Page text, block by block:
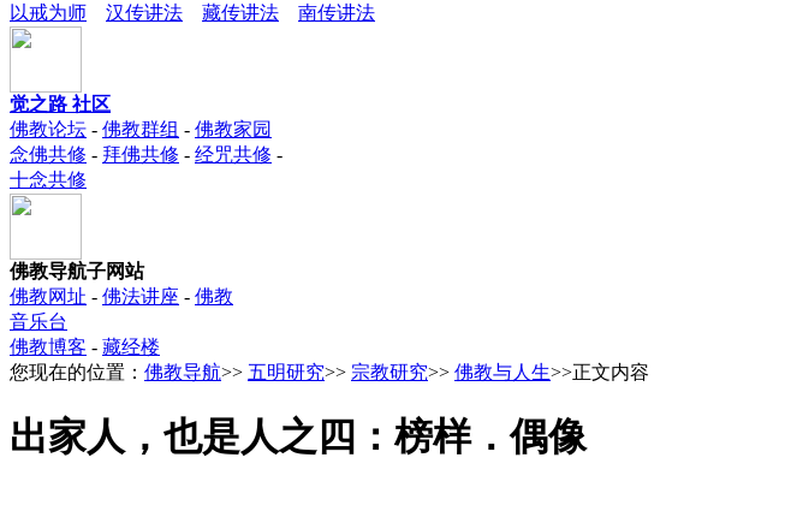
以戒为师
汉传讲法 藏传讲法 南传讲法
觉之路 社区
佛教论坛 - 佛教群组 - 佛教家园
念佛共修 - 拜佛共修 - 经咒共修 -
十念共修
佛教导航子网站
佛教网址 - 佛法讲座 - 佛教
音乐台
佛教博客 - 藏经楼
您现在的位置： 佛教导航>> 五明研究>> 宗教研究>> 佛教与人生>>正文内容
出家人，也是人之四：榜样．偶像